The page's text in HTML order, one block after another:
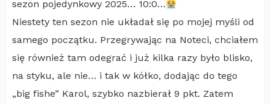
sezon pojedynkowy 2025… 10:0…
Niestety ten sezon nie układał się po mojej myśli od
samego początku. Przegrywając na Noteci, chciałem
się również tam odegrać i już kilka razy było blisko,
na styku, ale nie… i tak w kółko, dodając do tego
„big fishe” Karol, szybko nazbierał 9 pkt. Zatem